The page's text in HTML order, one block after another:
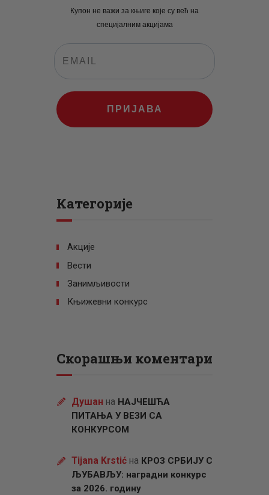
Купон не важи за књиге које су већ на
специјалним акцијама
ПРИЈАВА
Категорије
Акције
Вести
Занимљивости
Књижевни конкурс
Скорашњи коментари
Душан на НАЈЧЕШЋА
ПИТАЊА У ВЕЗИ СА
КОНКУРСОМ
Tijana Krstićна КРОЗ СРБИЈУ С
ЉУБАВЉУ: наградни конкурс
за 2026. годину